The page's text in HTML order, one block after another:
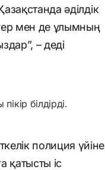
әділдік
мен де ұлымның
– деді
білдірді.
полиция үйіне
қатысты іс